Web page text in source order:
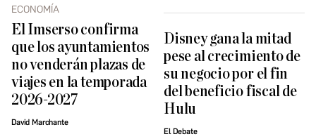
ECONOMÍA
El Imserso confirma
que los ayuntamientos
no venderán plazas de
viajes en la temporada
2026-2027
David Marchante
Disney gana la mitad
pese al crecimiento de
su negocio por el fin
del beneficio fiscal de
Hulu
El Debate